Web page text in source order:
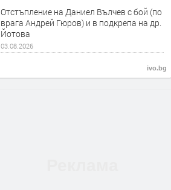
Отстъпление на Даниел Вълчев с бой (по
врага Андрей Гюров) и в подкрепа на др.
Йотова
03.08.2026
ivo.bg